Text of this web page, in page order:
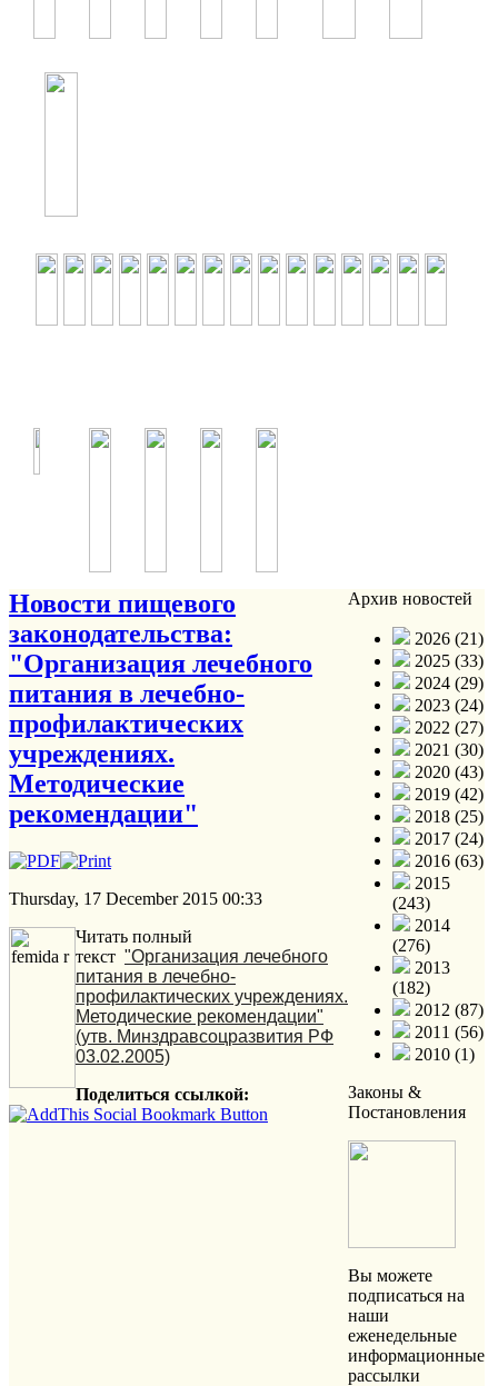
Новости пищевого
законодательства:
"Организация лечебного
питания в лечебно-
профилактических
учреждениях.
Методические
рекомендации"
Thursday, 17 December 2015 00:33
Читать полный
текст "Организация лечебного
питания в лечебно-
профилактических учреждениях.
Методические рекомендации"
(утв. Минздравсоцразвития РФ
03.02.2005)
Поделиться ссылкой:
Архив новостей
2026 (21)
2025 (33)
2024 (29)
2023 (24)
2022 (27)
2021 (30)
2020 (43)
2019 (42)
2018 (25)
2017 (24)
2016 (63)
2015
(243)
2014
(276)
2013
(182)
2012 (87)
2011 (56)
2010 (1)
Законы &
Постановления
Вы можете
подписаться на
наши
еженедельные
информационные
рассылки